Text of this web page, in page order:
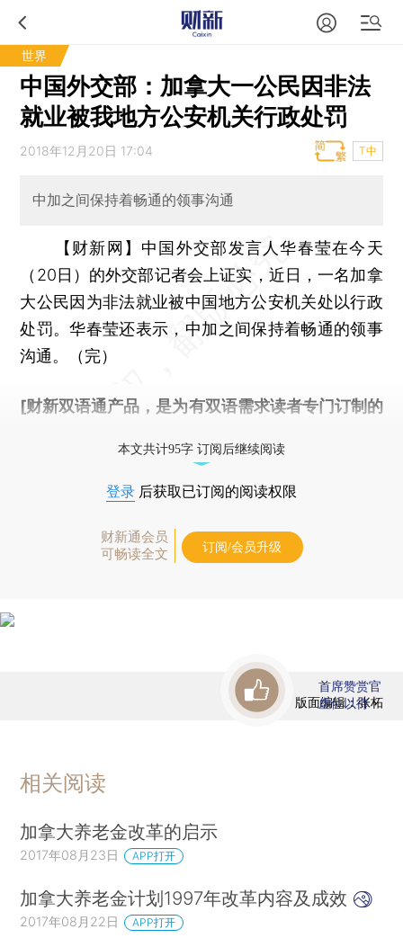
世界
中国外交部：加拿大一公民因非法
就业被我地方公安机关行政处罚
2018年12月20日 17:04 T中
中加之间保持着畅通的领事沟通
【财新网】 中国外交部发言人华春莹在今天
（20日）的外交部记者会上证实，近日，一名加拿
大公民因为非法就业被中国地方公安机关处以行政
处罚。华春莹还表示，中加之间保持着畅通的领事
沟通。（完）
[财新双语通产品，是为有双语需求读者专门订制的
本文共计95字 订阅后继续阅读
登录 后获取已订阅的阅读权限
财新通会员
可畅读全文
订阅/会员升级
版面编辑：张柘
首席赞赏官
虚位以待
相关阅读
加拿大养老金改革的启示
2017年08月23日 APP打开
加拿大养老金计划1997年改革内容及成效
2017年08月22日 APP打开